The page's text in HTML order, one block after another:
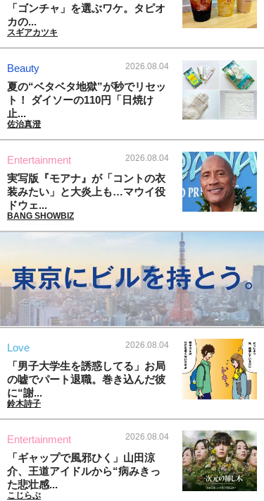
「ゴンチャ」を選ぶワケ。タピオ
カの...
スギアカツキ
Beauty 2026.08.04
夏の“ベタベタ地獄”が秒でリセッ
ト！ ダイソーの110円「日焼け
止...
佐治真澄
Entertainment 2026.08.04
実写版『モアナ』が「コントの衣
装みたい」と大炎上も…マウイ役
ドウェ...
BANG SHOWBIZ
Love 2026.08.04
「男子大学生を誘惑してる」お局
の嘘でパート退職。巻き込んだ彼
に“謝...
鈴木詩子
Entertainment 2026.08.04
「ギャップで風邪ひく」山田涼
介、王道アイドルから“病みきっ
た悲壮感...
こじらぶ